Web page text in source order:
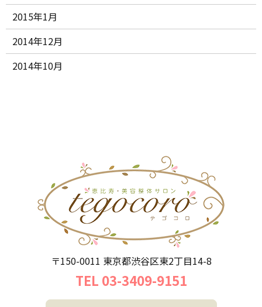
2015年1月
2014年12月
2014年10月
〒150-0011 東京都渋谷区東2丁目14-8
TEL 03-3409-9151